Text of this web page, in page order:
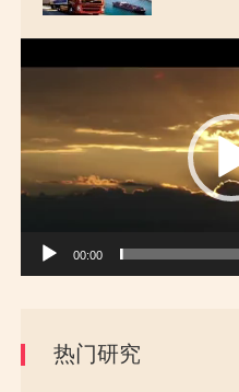
频
放
器
00:00
热门研究